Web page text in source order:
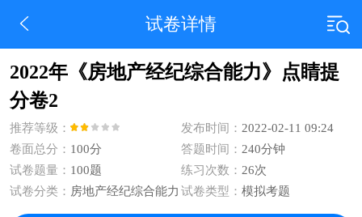
试卷详情
2022年《房地产经纪综合能力》点睛提
分卷2
推荐等级： 发布时间： 2022-02-11 09:24
卷面总分： 100分 答题时间： 240分钟
试卷题量： 100题 练习次数： 26次
试卷分类： 房地产经纪综合能力 试卷类型： 模拟考题